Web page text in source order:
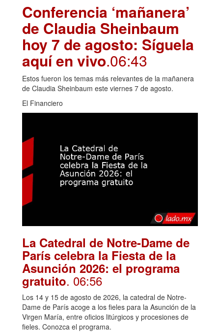
Conferencia ‘mañanera’
de Claudia Sheinbaum
hoy 7 de agosto: Síguela
aquí en vivo.06:43
Estos fueron los temas más relevantes de la mañanera
de Claudia Sheinbaum este viernes 7 de agosto.
El Financiero
La Catedral de Notre-Dame de
París celebra la Fiesta de la
Asunción 2026: el programa
gratuito. 06:56
Los 14 y 15 de agosto de 2026, la catedral de Notre-
Dame de París acoge a los fieles para la Asunción de la
Virgen María, entre oficios litúrgicos y procesiones de
fieles. Conozca el programa.